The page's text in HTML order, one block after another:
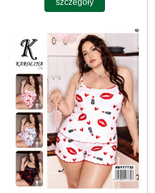
szczegóły